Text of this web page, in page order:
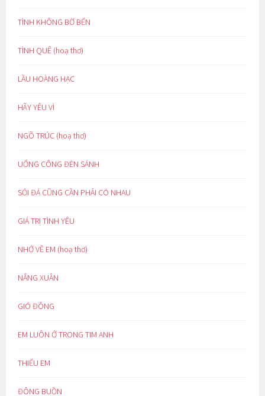
TÌNH KHÔNG BỜ BẾN
TÌNH QUÊ (hoạ thơ)
LẦU HOÀNG HẠC
HÃY YÊU VÌ
NGÕ TRÚC (hoạ thơ)
UỔNG CÔNG ĐÈN SÁNH
SỎI ĐÁ CŨNG CẦN PHẢI CÓ NHAU
GIÁ TRỊ TÌNH YÊU
NHỚ VỀ EM (hoạ thơ)
NẮNG XUÂN
GIÓ ĐÔNG
EM LUÔN Ở TRONG TIM ANH
THIẾU EM
ĐÔNG BUỒN